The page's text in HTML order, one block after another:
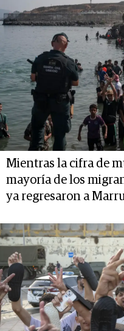
Mientras la cifra de
mayoría de los
ya regresaron a